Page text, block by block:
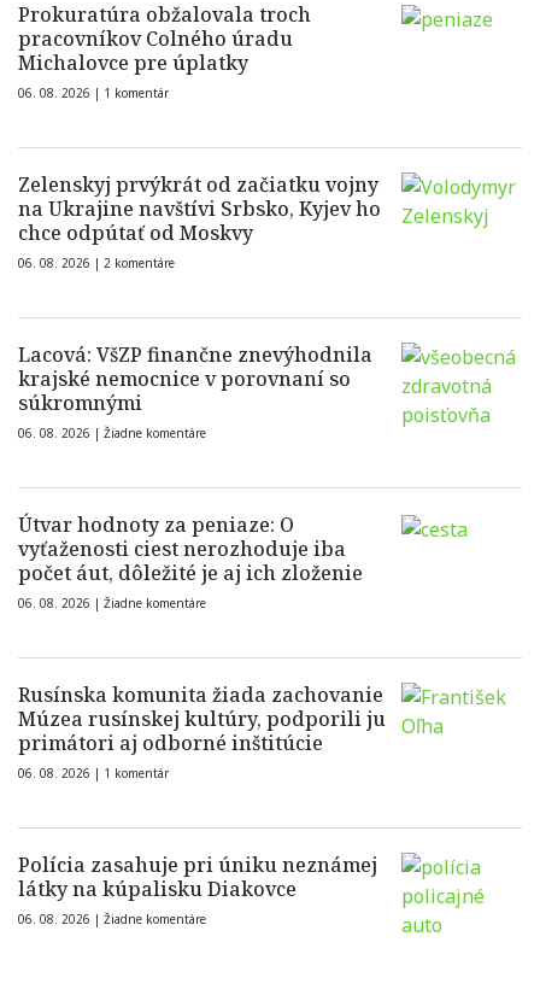
Prokuratúra obžalovala troch
pracovníkov Colného úradu
Michalovce pre úplatky
06. 08. 2026 | 1 komentár
Zelenskyj prvýkrát od začiatku vojny
na Ukrajine navštívi Srbsko, Kyjev ho
chce odpútať od Moskvy
06. 08. 2026 | 2 komentáre
Lacová: VšZP finančne znevýhodnila
krajské nemocnice v porovnaní so
súkromnými
06. 08. 2026 | Žiadne komentáre
Útvar hodnoty za peniaze: O
vyťaženosti ciest nerozhoduje iba
počet áut, dôležité je aj ich zloženie
06. 08. 2026 | Žiadne komentáre
Rusínska komunita žiada zachovanie
Múzea rusínskej kultúry, podporili ju
primátori aj odborné inštitúcie
06. 08. 2026 | 1 komentár
Polícia zasahuje pri úniku neznámej
látky na kúpalisku Diakovce
06. 08. 2026 | Žiadne komentáre